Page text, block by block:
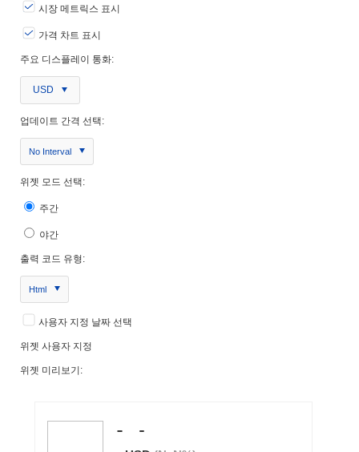
시장 메트릭스 표시
가격 차트 표시
주요 디스플레이 통화:
USD
업데이트 간격 선택:
No Interval
위젯 모드 선택:
주간
야간
출력 코드 유형:
Html
사용자 지정 날짜 선택
위젯 사용자 지정
위젯 미리보기: